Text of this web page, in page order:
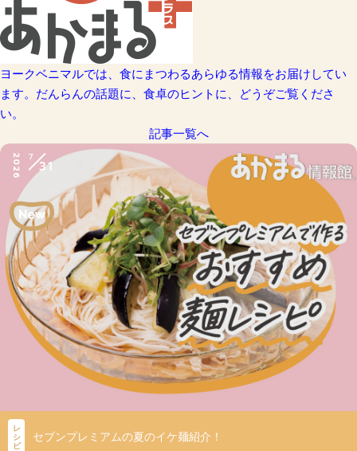
ヨークベニマルでは、食にまつわるあらゆる情報をお届けしてい
ます。だんらんの話題に、食卓のヒントに、どうぞご覧くださ
い。
記事一覧へ
2026 7
31
レ
シ
ピ
セブンプレミアムの夏のイケ麺紹介！